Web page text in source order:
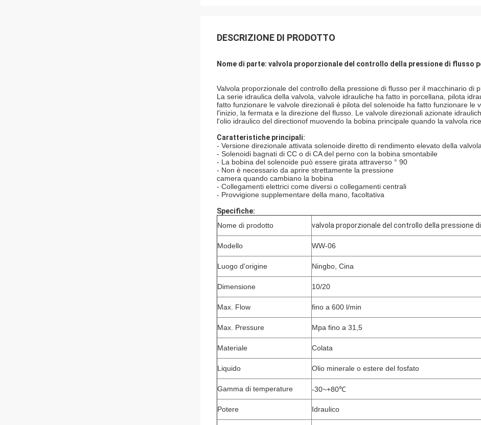
DESCRIZIONE DI PRODOTTO
Nome di parte: valvola proporzionale del controllo della pressione di flusso
Valvola proporzionale del controllo della pressione di flusso per il macchinario di
La serie idraulica della valvola, valvole idrauliche ha fatto in porcellana, pilota
fatto funzionare le valvole direzionali è pilota del solenoide ha fatto funzionare
l'inizio, la fermata e la direzione del flusso. Le valvole direzionali azionate
l'olio idraulico del directionof muovendo la bobina principale quando la valvola
Caratteristiche principali:
- Versione direzionale attivata solenoide diretto di rendimento elevato della
- Solenoidi bagnati di CC o di CA del perno con la bobina smontabile
- La bobina del solenoide può essere girata attraverso ° 90
- Non è necessario da aprire strettamente la pressione
camera quando cambiano la bobina
- Collegamenti elettrici come diversi o collegamenti centrali
- Provvigione supplementare della mano, facoltativa
Specifiche:
Nome di prodotto
valvola proporzionale del controllo della pressione
Modello WW-06
Luogo d'origine Ningbo, Cina
Dimensione 10/20
Max. Flow fino a 600 l/min
Max. Pressure Mpa fino a 31,5
Materiale Colata
Liquido Olio minerale o estere del fosfato
Gamma di temperature -30~+80℃
Potere Idraulico